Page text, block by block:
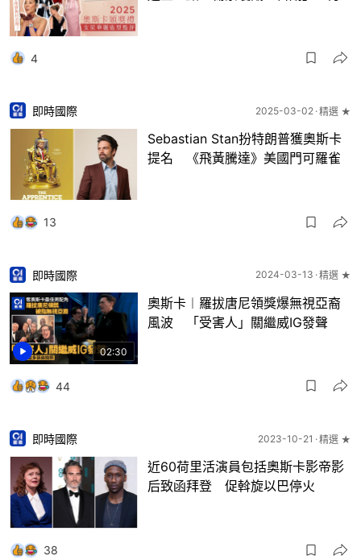
4
即時國際 2025-03-02 精選 ★
Sebastian Stan扮特朗普獲奧斯卡
提名 《飛黃騰達》美國門可羅雀
13
02:30
即時國際 2024-03-13 精選 ★
奧斯卡︱羅拔唐尼領獎爆無視亞裔
風波 「受害人」關繼威IG發聲
44
即時國際 2023-10-21 精選 ★
近60荷里活演員包括奧斯卡影帝影
后致函拜登 促斡旋以巴停火
38